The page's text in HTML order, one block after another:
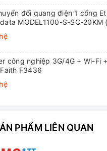
đổi quang điện 1 cổng
MODEL1100-S-SC-20KM
công nghiệp 3G/4G + Wi-Fi
F3436
PHẨM LIÊN QUAN